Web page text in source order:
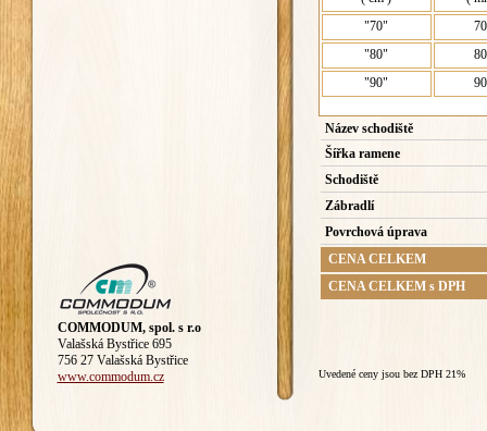
"70"
"80"
"90"
Název schodiště
Šířka ramene
Schodiště
Zábradlí
Povrchová úprava
CENA CELKEM
CENA CELKEM s DPH
Uvedené ceny jsou bez DPH 21%
COMMODUM, spol. s r.o
Valašská Bystřice 695
756 27 Valašská Bystřice
www.commodum.cz